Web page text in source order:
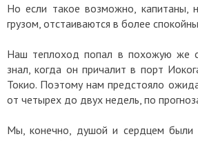
Но если такое возможно, капитаны,
грузом, отстаиваются в более
Наш теплоход попал в похожую же
знал, когда он причалит в порт
Токио. Поэтому нам предстояло
от четырех до двух недель, по
Мы, конечно, душой и сердцем были